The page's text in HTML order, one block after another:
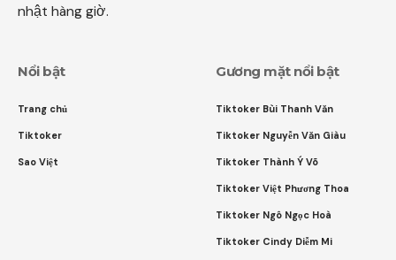
nhật hàng giờ.
Nổi bật
Trang chủ
Tiktoker
Sao Việt
Gương mặt nổi bật
Tiktoker Bùi Thanh Văn
Tiktoker Nguyễn Văn Giàu
Tiktoker Thành Ý Võ
Tiktoker Việt Phương Thoa
Tiktoker Ngô Ngọc Hoà
Tiktoker Cindy Diễm Mi